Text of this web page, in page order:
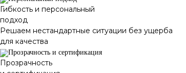
Гибкость и персональный
подход
Решаем нестандартные ситуации без ущерба
для качества
Прозрачность